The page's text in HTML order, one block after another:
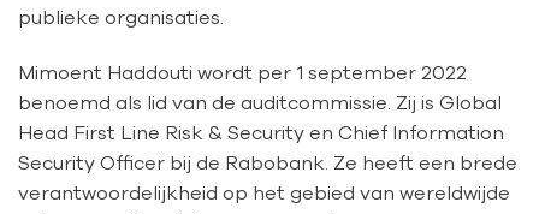
publieke organisaties.
Mimoent Haddouti wordt per 1 september 2022
benoemd als lid van de auditcommissie. Zij is Global
Head First Line Risk & Security en Chief Information
Security Officer bij de Rabobank. Ze heeft een brede
verantwoordelijkheid op het gebied van wereldwijde